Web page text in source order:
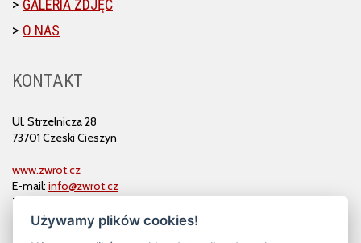
GALERIA ZDJĘĆ
O NAS
KONTAKT
Ul. Strzelnicza 28
73701 Czeski Cieszyn
www.zwrot.cz
E-mail: info@zwrot.cz
Tel. i faks: 558 711 582
Używamy plików cookies!